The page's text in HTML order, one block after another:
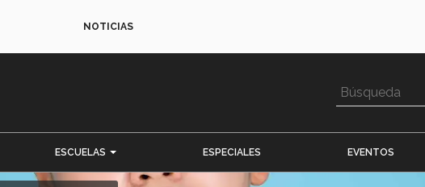
NOTICIAS
ESCUELAS ESPECIALES EVENTOS